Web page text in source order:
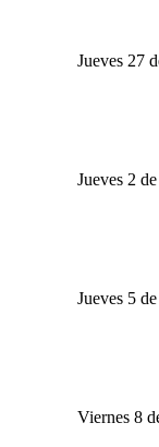
Jueves 27
Jueves 2
Jueves 5
Viernes 8